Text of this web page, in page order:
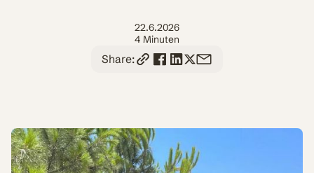
22.6.2026
4 Minuten
Share: